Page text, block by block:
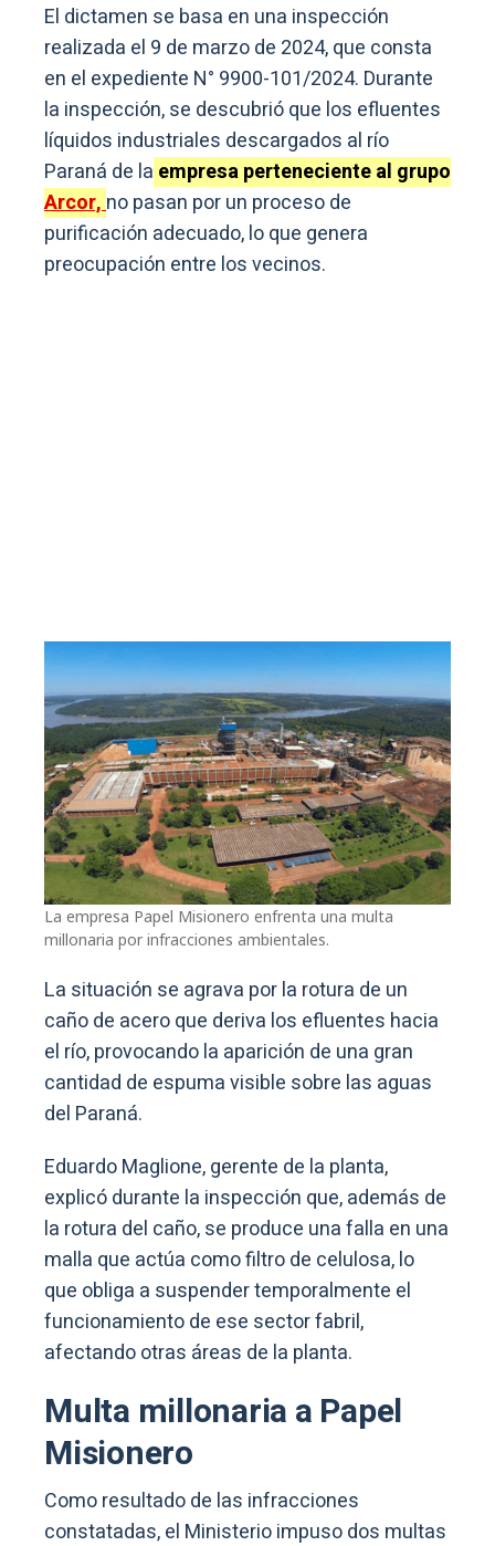
El dictamen se basa en una inspección
realizada el 9 de marzo de 2024, que consta
en el expediente N° 9900-101/2024. Durante
la inspección, se descubrió que los efluentes
líquidos industriales descargados al río
Paraná de la empresa perteneciente al grupo
Arcor,no pasan por un proceso de
purificación adecuado, lo que genera
preocupación entre los vecinos.
La empresa Papel Misionero enfrenta una multa
millonaria por infracciones ambientales.
La situación se agrava por la rotura de un
caño de acero que deriva los efluentes hacia
el río, provocando la aparición de una gran
cantidad de espuma visible sobre las aguas
del Paraná.
Eduardo Maglione, gerente de la planta,
explicó durante la inspección que, además de
la rotura del caño, se produce una falla en una
malla que actúa como filtro de celulosa, lo
que obliga a suspender temporalmente el
funcionamiento de ese sector fabril,
afectando otras áreas de la planta.
Multa millonaria a Papel
Misionero
Como resultado de las infracciones
constatadas, el Ministerio impuso dos multas